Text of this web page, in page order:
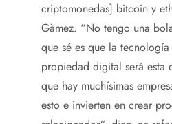
criptomonedas] bitcoin y
Gàmez. “No tengo una
que sé es que la
propiedad digital será esta
que hay muchísimas
esto e invierten en crear